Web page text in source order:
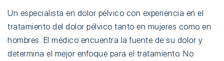
Un especialista en dolor pélvico con experiencia en el
tratamiento del dolor pélvico tanto en mujeres como en
hombres. El médico encuentra la fuente de su dolor y
determina el mejor enfoque para el tratamiento. No